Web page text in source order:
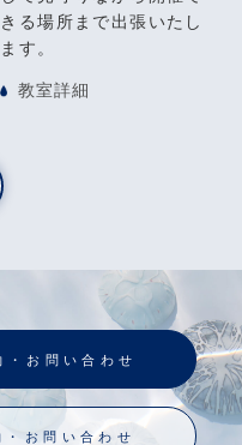
きる場所まで出張いたし
ます。
教室詳細
・お問い合わせ
お問い合わせ